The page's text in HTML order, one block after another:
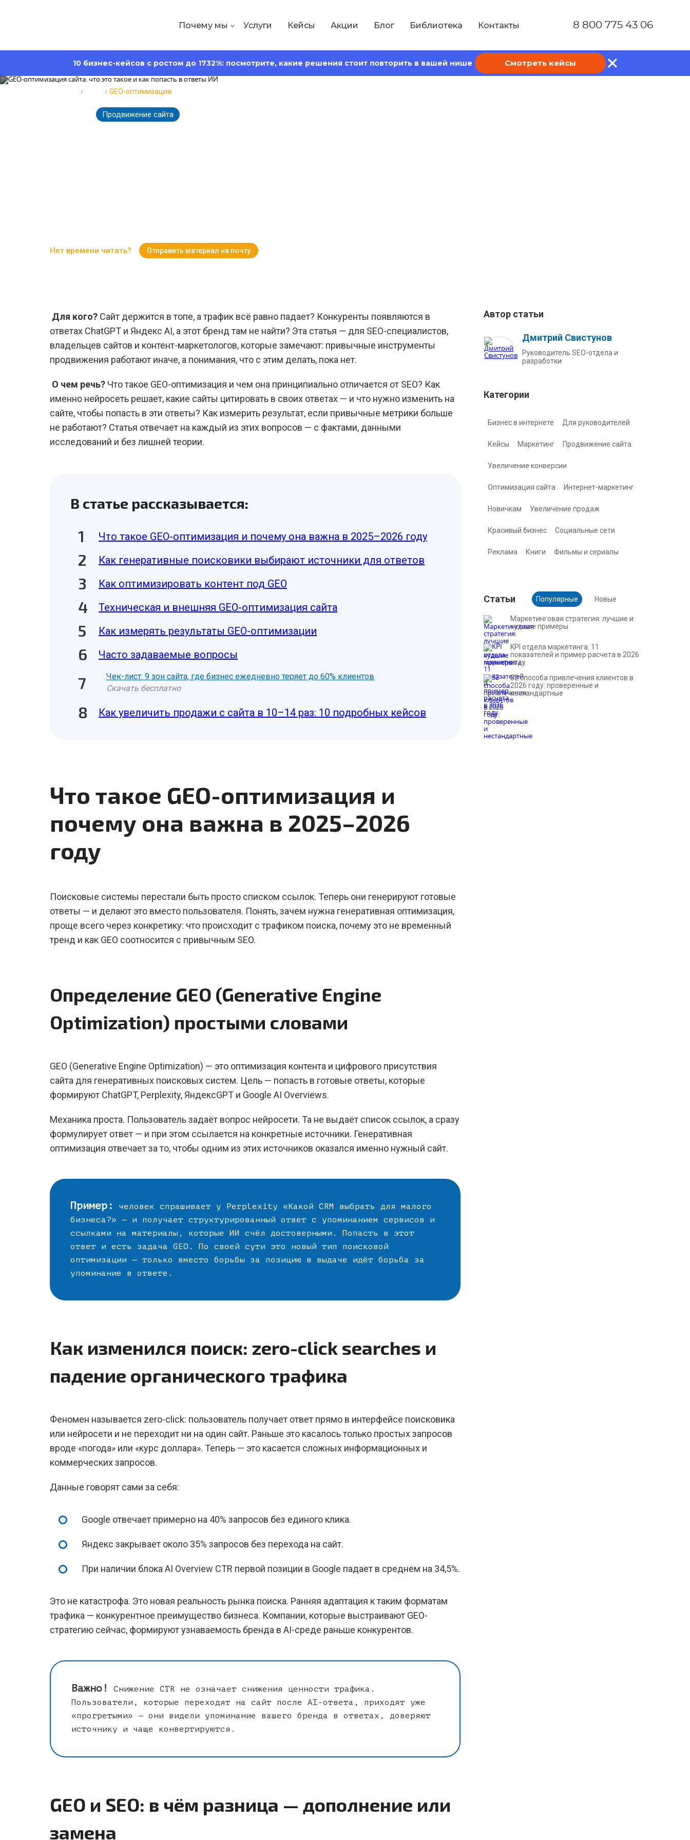
Почему мы Услуги Кейсы Акции Блог Библиотека Контакты 8 800 775 43 06
10 бизнес-кейсов с ростом до 1732%: посмотрите, какие решения стоит повторить в вашей нише Смотреть кейсы
GEO-оптимизация
Продвижение сайта
Нет времени читать? Отправить материал на почту
Для кого? Сайт держится в топе, а трафик всё равно падает? Конкуренты появляются в
ответах ChatGPT и Яндекс AI, а этот бренд там не найти? Эта статья — для SEO-специалистов,
владельцев сайтов и контент-маркетологов, которые замечают: привычные инструменты
продвижения работают иначе, а понимания, что с этим делать, пока нет.
О чем речь? Что такое GEO-оптимизация и чем она принципиально отличается от SEO? Как
именно нейросеть решает, какие сайты цитировать в своих ответах — и что нужно изменить на
сайте, чтобы попасть в эти ответы? Как измерить результат, если привычные метрики больше
не работают? Статья отвечает на каждый из этих вопросов — с фактами, данными
исследований и без лишней теории.
В статье рассказывается:
Что такое GEO-оптимизация и почему она важна в 2025–2026 году
Как генеративные поисковики выбирают источники для ответов
Как оптимизировать контент под GEO
Техническая и внешняя GEO-оптимизация сайта
Как измерять результаты GEO-оптимизации
Часто задаваемые вопросы
Чек-лист: 9 зон сайта, где бизнес ежедневно теряет до 60% клиентов
Скачать бесплатно
Как увеличить продажи с сайта в 10–14 раз: 10 подробных кейсов
Что такое GEO-оптимизация и
почему она важна в 2025–2026
году
Поисковые системы перестали быть просто списком ссылок. Теперь они генерируют готовые
ответы — и делают это вместо пользователя. Понять, зачем нужна генеративная оптимизация,
проще всего через конкретику: что происходит с трафиком поиска, почему это не временный
тренд и как GEO соотносится с привычным SEO.
Определение GEO (Generative Engine
Optimization) простыми словами
GEO (Generative Engine Optimization) — это оптимизация контента и цифрового присутствия
сайта для генеративных поисковых систем. Цель — попасть в готовые ответы, которые
формируют ChatGPT, Perplexity, ЯндексGPT и Google AI Overviews.
Механика проста. Пользователь задаёт вопрос нейросети. Та не выдаёт список ссылок, а сразу
формулирует ответ — и при этом ссылается на конкретные источники. Генеративная
оптимизация отвечает за то, чтобы одним из этих источников оказался именно нужный сайт.
Пример:
человек спрашивает у Perplexity «Какой CRM выбрать для малого
бизнеса?» — и получает структурированный ответ с упоминанием сервисов и
ссылками на материалы, которые ИИ счёл достоверными. Попасть в этот
ответ и есть задача GEO. По своей сути это новый тип поисковой
оптимизации — только вместо борьбы за позицию в выдаче идёт борьба за
упоминание в ответе.
Как изменился поиск: zero-click searches и
падение органического трафика
Феномен называется zero-click: пользователь получает ответ прямо в интерфейсе поисковика
или нейросети и не переходит ни на один сайт. Раньше это касалось только простых запросов
вроде «погода» или «курс доллара». Теперь — это касается сложных информационных и
коммерческих запросов.
Данные говорят сами за себя:
Google отвечает примерно на 40% запросов без единого клика.
Яндекс закрывает около 35% запросов без перехода на сайт.
При наличии блока AI Overview CTR первой позиции в Google падает в среднем на 34,5%.
Это не катастрофа. Это новая реальность рынка поиска. Ранняя адаптация к таким форматам
трафика — конкурентное преимущество бизнеса. Компании, которые выстраивают GEO-
стратегию сейчас, формируют узнаваемость бренда в AI-среде раньше конкурентов.
Важно!
Снижение CTR не означает снижения ценности трафика.
Пользователи, которые переходят на сайт после AI-ответа, приходят уже
«прогретыми» — они видели упоминание вашего бренда в ответах, доверяют
источнику и чаще конвертируются.
GEO и SEO: в чём разница — дополнение или
замена
Автор статьи
Дмитрий Свистунов
Руководитель SEO-отдела и
разработки
Категории
Бизнес в интернете Для руководителей
Кейсы Маркетинг Продвижение сайта
Увеличение конверсии
Оптимизация сайта Интернет-маркетинг
Новичкам Увеличение продаж
Красивый бизнес Социальные сети
Реклама Книги Фильмы и сериалы
Cтатьи Популярные Новые
Маркетинговая стратегия: лучшие и
худшие примеры
KPI отдела маркетинга: 11
показателей и пример расчета в 2026
году
32 способа привлечения клиентов в
2026 году: проверенные и
нестандартные